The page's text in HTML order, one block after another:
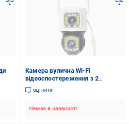
Камера вулична Wi-Fi
відеоспостереження з 2
об’єктивами 4MP/V360 Pro
Smart Home Camera (1566)
оцінити
Немає в наявності